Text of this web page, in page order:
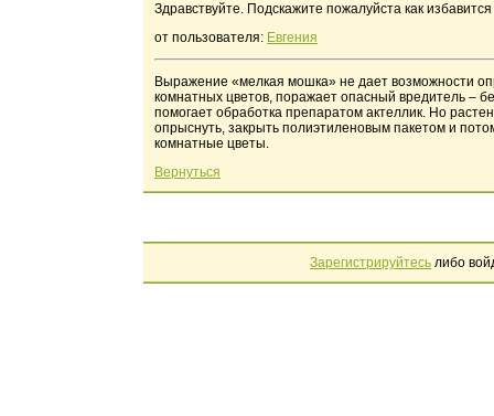
Здравствуйте. Подскажите пожалуйста как
от пользователя: Евгения
Выражение «мелкая мошка» не дает возможности
комнатных цветов, поражает опасный вредитель –
помогает обработка препаратом актеллик. Но
опрыснуть, закрыть полиэтиленовым пакетом и
комнатные цветы.
Вернуться
Зарегистрируйтесь либо